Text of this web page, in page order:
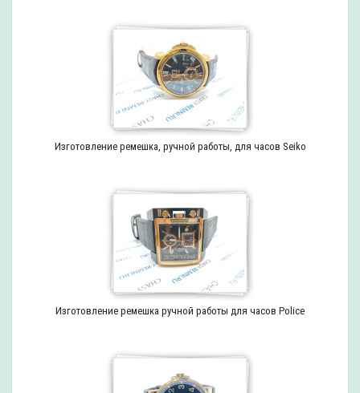
Изготовление ремешка, ручной работы, для часов Seiko
Изготовление ремешка ручной работы для часов Police